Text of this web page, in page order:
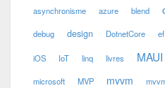
asynchronisme azure blend
debug design DotnetCore ef
iOS IoT linq livres MAUI
microsoft MVP mvvm